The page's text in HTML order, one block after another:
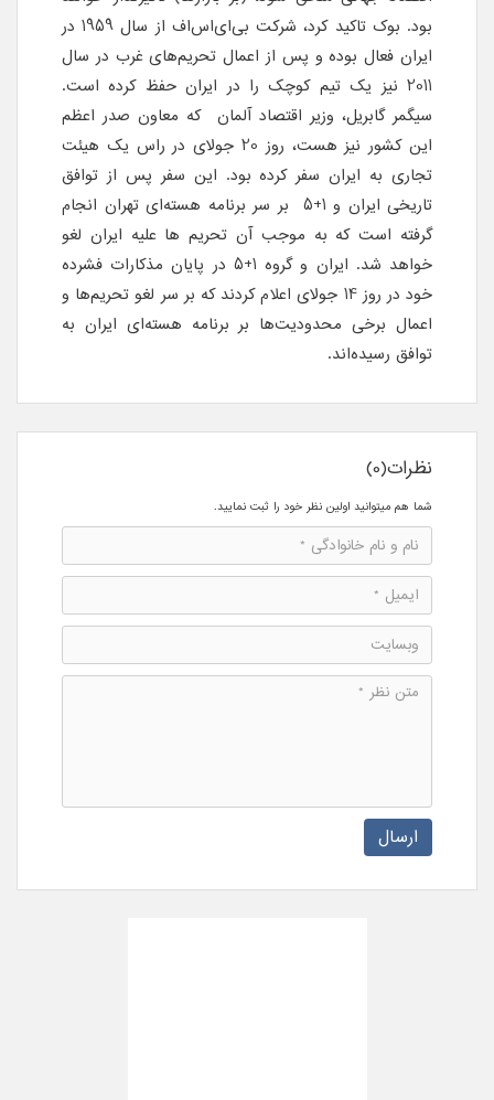
بود. بوک تاکید کرد، شرکت بی‌ای‌اس‌اف از سال 1959 در
ایران فعال بوده و پس از اعمال تحریم‌های غرب در سال
2011 نیز یک تیم کوچک را در ایران حفظ کرده است.
سیگمر گابریل، وزیر اقتصاد آلمان که معاون صدر اعظم
این کشور نیز هست، روز 20 جولای در راس یک هیئت
تجاری به ایران سفر کرده بود. این سفر پس از توافق
تاریخی ایران و 1+5 بر سر برنامه هسته‌ای تهران انجام
گرفته است که به موجب آن تحریم ها علیه ایران لغو
خواهد شد. ایران و گروه 1+5 در پایان مذکارات فشرده
خود در روز 14 جولای اعلام کردند که بر سر لغو تحریم‌ها و
اعمال برخی محدودیت‌ها بر برنامه هسته‌ای ایران به
توافق رسیده‌اند.
نظرات(0)
شما هم میتوانید اولین نظر خود را ثبت نمایید.
ارسال